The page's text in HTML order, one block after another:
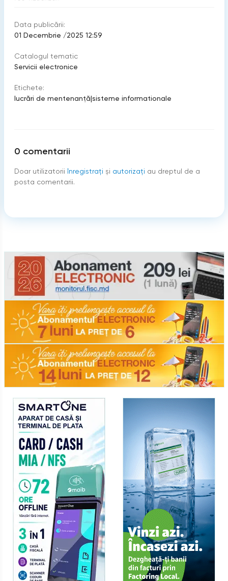
Data publicării:
01 Decembrie /2025 12:59
Catalogul tematic
Servicii electronice
Etichete:
lucrări de mentenanță|sisteme informationale
0 comentarii
Doar utilizatorii înregistraţi şi autorizați au dreptul de a
posta comentarii.